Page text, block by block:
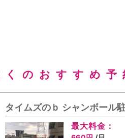
くのおすすめ予
タイムズのｂ シャンボール
最大料金：